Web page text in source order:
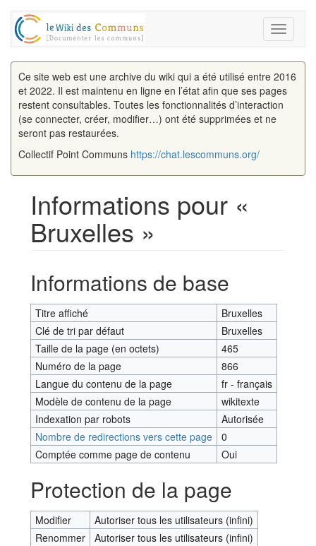
Toggle
Ce site web est une archive du wiki qui a été utilisé entre 2016
et 2022. Il est maintenu en ligne en l’état afin que ses pages
restent consultables. Toutes les fonctionnalités d’interaction
(se connecter, créer, modifier…) ont été supprimées et ne
seront pas restaurées.
Collectif Point Communs https://chat.lescommuns.org/
Informations pour «
Bruxelles »
Informations de base
Titre affiché
Bruxelles
Clé de tri par défaut
Bruxelles
Taille de la page (en octets)
465
Numéro de la page
866
Langue du contenu de la page
fr - français
Modèle de contenu de la page
wikitexte
Indexation par robots
Autorisée
Nombre de redirections vers cette page
0
Comptée comme page de contenu
Oui
Protection de la page
Modifier
Autoriser tous les utilisateurs (infini)
Renommer
Autoriser tous les utilisateurs (infini)